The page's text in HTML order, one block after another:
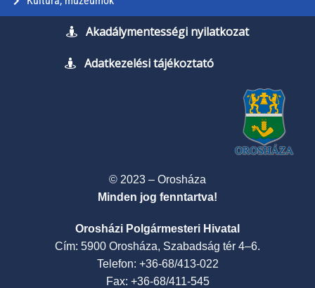
Akadálymentességi nyilatkozat
Adatkezelési tájékoztató
© 2023 – Orosháza
Minden jog fenntartva!
Orosházi Polgármesteri Hivatal
Cím: 5900 Orosháza, Szabadság tér 4–6.
Telefon: +36-68/413-022
Fax: +36-68/411-545